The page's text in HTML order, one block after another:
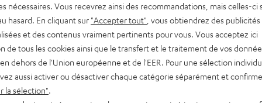
et coûteuse: une barre de son ou un casque haut de
désormais cette technologie pour offrir une
devient une expérience sensorielle
nécessaires. Vous recevrez ainsi des recommandations, mais celles-ci
hasard. En cliquant sur "Accepter tout" , vous obtiendrez des publicités
et des contenus vraiment pertinents pour vous. Vous acceptez ici
de tous les cookies ainsi que le transfert et le traitement de vos
dehors de l'Union européenne et de l'EER. Pour une sélection
aussi activer ou désactiver chaque catégorie séparément et
la sélection".